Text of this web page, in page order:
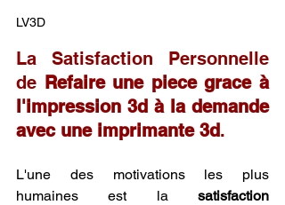
LV3D
La Satisfaction Personnelle
de Refaire une piece grace à
l'impression 3d à la demande
avec une imprimante 3d.
L'une des motivations les plus
humaines est la satisfaction